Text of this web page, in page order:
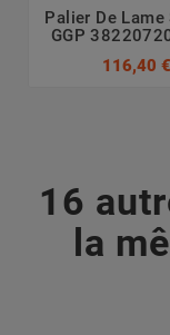
Palier De Lame
GGP
116,40 €
16
la